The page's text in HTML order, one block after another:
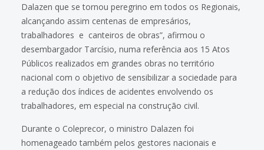
Dalazen que se tornou peregrino em todos os Regionais,
alcançando assim centenas de empresários,
trabalhadores e canteiros de obras”, afirmou o
desembargador Tarcísio, numa referência aos 15 Atos
Públicos realizados em grandes obras no território
nacional com o objetivo de sensibilizar a sociedade para
a redução dos índices de acidentes envolvendo os
trabalhadores, em especial na construção civil.
Durante o Coleprecor, o ministro Dalazen foi
homenageado também pelos gestores nacionais e